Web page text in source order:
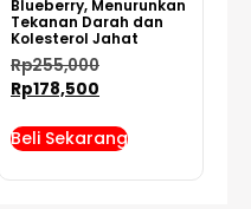
Blueberry, Menurunkan
Tekanan Darah dan
Kolesterol Jahat
Rp255,000
Rp178,500
Beli Sekarang